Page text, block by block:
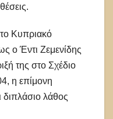
Κυπριακό
ο Έντι Ζεμενίδης
της στο Σχέδιο
η επίμονη
διπλάσιο λάθος